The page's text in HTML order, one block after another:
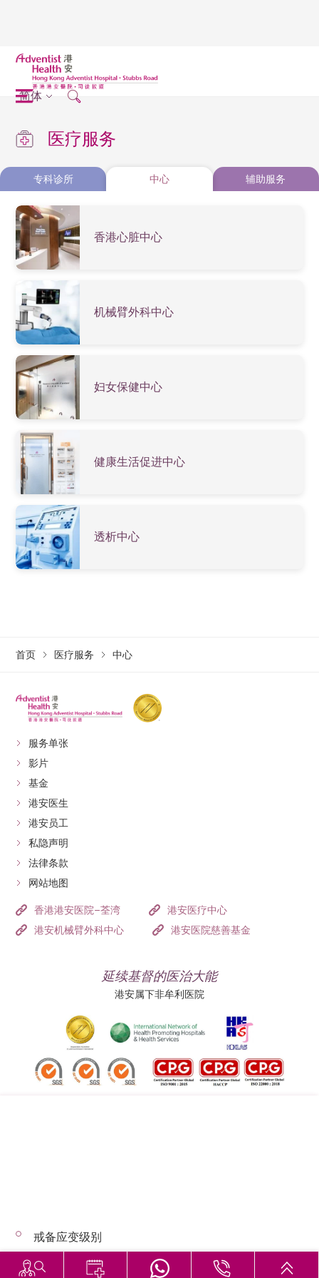
简体
医疗服务
专科诊所 中心 辅助服务
香港心脏中心
机械臂外科中心
妇女保健中心
健康生活促进中心
透析中心
首页 医疗服务 中心
服务单张
影片
基金
港安医生
港安员工
私隐声明
法律条款
网站地图
香港港安医院–荃湾
港安医疗中心
港安机械臂外科中心
港安医院慈善基金
延续基督的医治大能
港安属下非牟利医院
© 2026 版权所有 © 港安医疗 保留一切权利
戒备应变级别
恶劣天气下的诊症安排